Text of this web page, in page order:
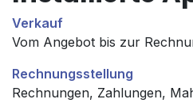
Verkauf
Vom Angebot bis zur
Rechnungsstellung
Rechnungen, Zahlungen,